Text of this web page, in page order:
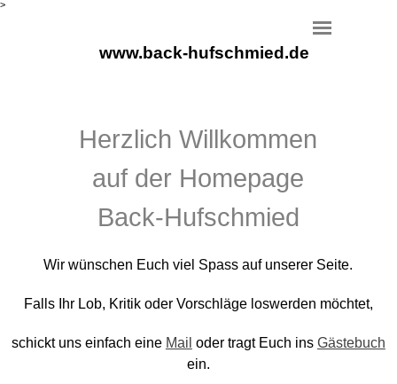
>
www.back-hufschmied.de
Herzlich Willkommen
auf der Homepage
Back-Hufschmied
Wir wünschen Euch viel Spass auf unserer Seite.
Falls Ihr Lob, Kritik oder Vorschläge loswerden möchtet,
schickt uns einfach eine Mail oder tragt Euch ins Gästebuch
ein.